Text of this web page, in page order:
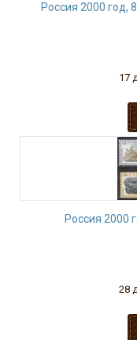
Россия 2000 год,
17
Россия 2000
28